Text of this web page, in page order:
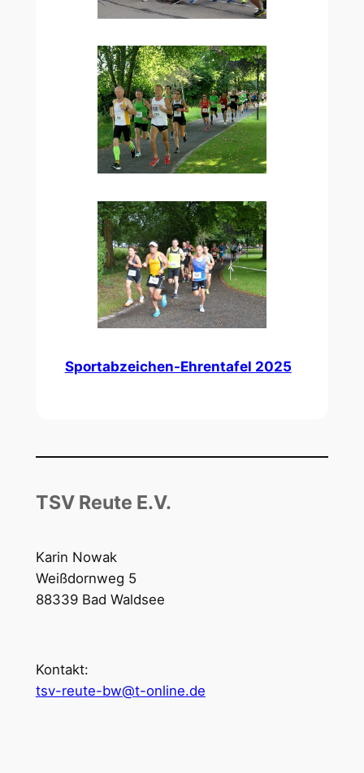
Sportabzeichen-Ehrentafel 2025
TSV Reute E.V.
Karin Nowak
Weißdornweg 5
88339 Bad Waldsee
Kontakt:
tsv-reute-bw@t-online.de